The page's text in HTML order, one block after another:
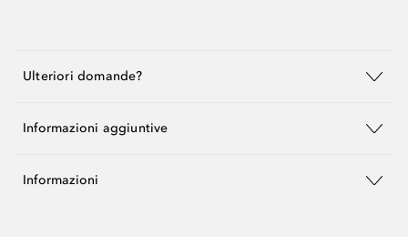
Ulteriori domande?
Informazioni aggiuntive
Informazioni